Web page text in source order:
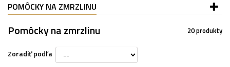
POMÔCKY NA ZMRZLINU
Pomôcky na zmrzlinu 20 produkty
Zoradiť podľa